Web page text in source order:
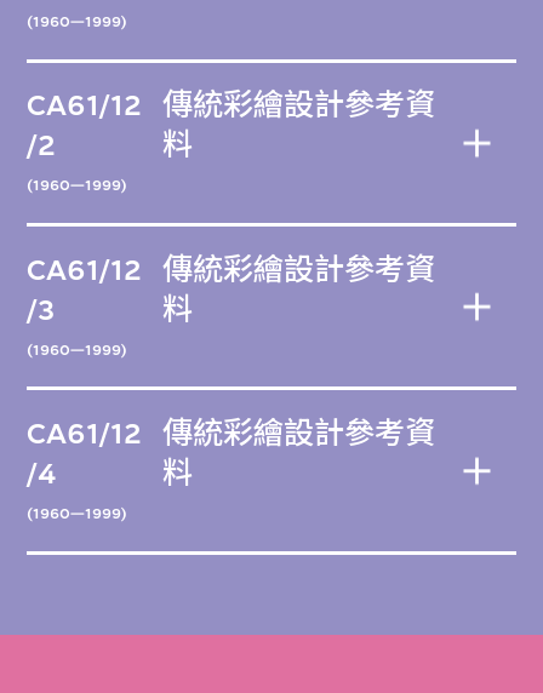
(1960—1999)
CA61/12
/2
(1960—1999)
傳統彩繪設計參考資
料
CA61/12
/3
(1960—1999)
傳統彩繪設計參考資
料
CA61/12
/4
(1960—1999)
傳統彩繪設計參考資
料